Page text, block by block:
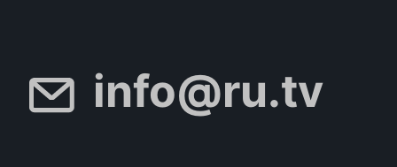
info@ru.tv